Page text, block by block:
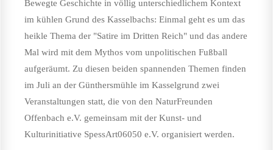
Bewegte Geschichte in völlig unterschiedlichem Kontext
im kühlen Grund des Kasselbachs: Einmal geht es um das
heikle Thema der "Satire im Dritten Reich" und das andere
Mal wird mit dem Mythos vom unpolitischen Fußball
aufgeräumt. Zu diesen beiden spannenden Themen finden
im Juli an der Günthersmühle im Kasselgrund zwei
Veranstaltungen statt, die von den NaturFreunden
Offenbach e.V. gemeinsam mit der Kunst- und
Kulturinitiative SpessArt06050 e.V. organisiert werden.